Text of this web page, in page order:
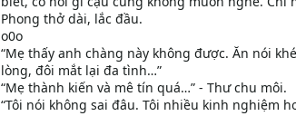
Phong thở dài, lắc đầu.
o0o
“Mẹ thấy anh chàng này không được. Ăn nói
lòng, đôi mắt lại đa tình…”
“Mẹ thành kiến và mê tín quá…” - Thư chu môi.
“Tôi nói không sai đâu. Tôi nhiều kinh nghiệm